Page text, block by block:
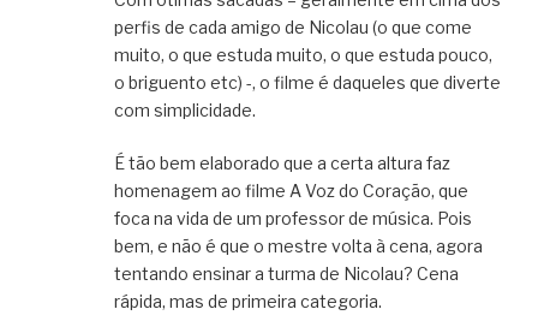
perfis de cada amigo de Nicolau (o que come
muito, o que estuda muito, o que estuda pouco,
o briguento etc) -, o filme é daqueles que diverte
com simplicidade.
É tão bem elaborado que a certa altura faz
homenagem ao filme A Voz do Coração, que
foca na vida de um professor de música. Pois
bem, e não é que o mestre volta à cena, agora
tentando ensinar a turma de Nicolau? Cena
rápida, mas de primeira categoria.